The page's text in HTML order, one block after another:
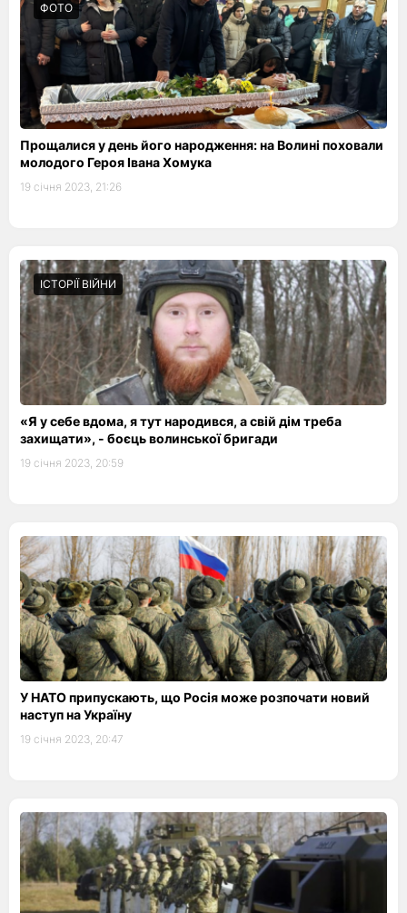
ФОТО
Прощалися у день його народження: на Волині поховали
молодого Героя Івана Хомука
19 січня 2023, 21:26
ІСТОРІЇ ВІЙНИ
«Я у себе вдома, я тут народився, а свій дім треба
захищати», - боєць волинської бригади
19 січня 2023, 20:59
У НАТО припускають, що Росія може розпочати новий
наступ на Україну
19 січня 2023, 20:47